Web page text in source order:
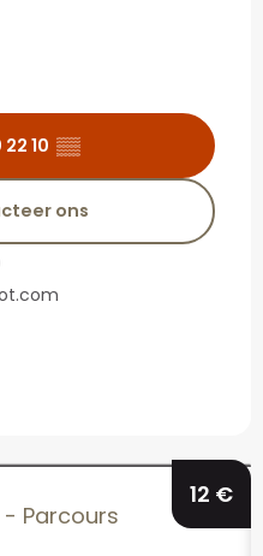
10 ▒▒
ons
12 €
- Parcours